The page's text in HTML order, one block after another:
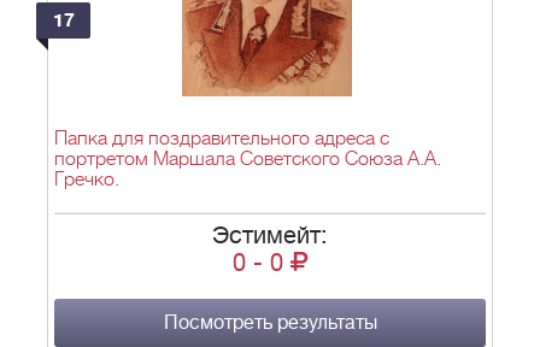
17
Папка для поздравительного адреса с
портретом Маршала Советского Союза А.А.
Гречко.
Эстимейт:
0 - 0
Посмотреть результаты